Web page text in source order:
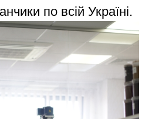
по всій Україні.